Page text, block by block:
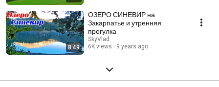
8:49
ОЗЕРО СИНЕВИР на
Закарпатье и утренняя
прогулка
SkyVlad
6K views
9 years ago